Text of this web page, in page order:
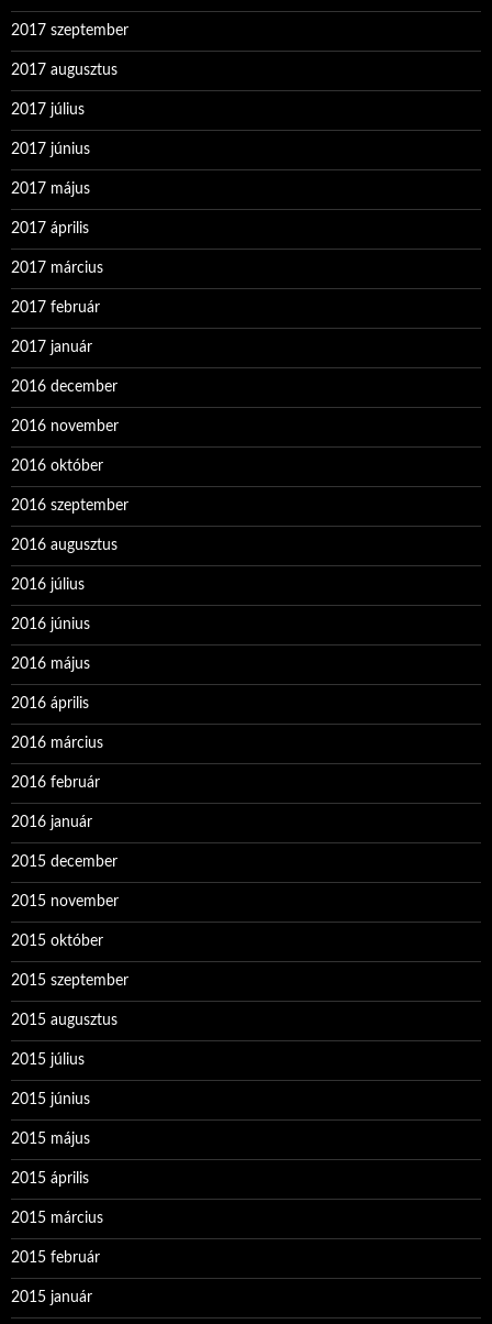
2017 szeptember
2017 augusztus
2017 július
2017 június
2017 május
2017 április
2017 március
2017 február
2017 január
2016 december
2016 november
2016 október
2016 szeptember
2016 augusztus
2016 július
2016 június
2016 május
2016 április
2016 március
2016 február
2016 január
2015 december
2015 november
2015 október
2015 szeptember
2015 augusztus
2015 július
2015 június
2015 május
2015 április
2015 március
2015 február
2015 január